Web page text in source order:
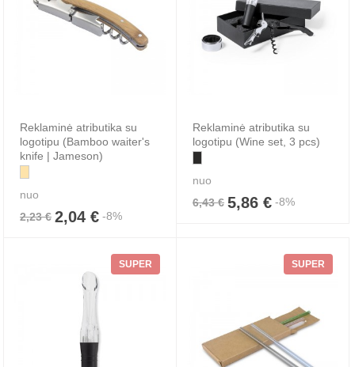
Reklaminė atributika su
logotipu (Bamboo waiter's
knife | Jameson)
nuo
2,23 € 2,04 € -8%
Reklaminė atributika su
logotipu (Wine set, 3 pcs)
nuo
6,43 € 5,86 € -8%
SUPER SUPER